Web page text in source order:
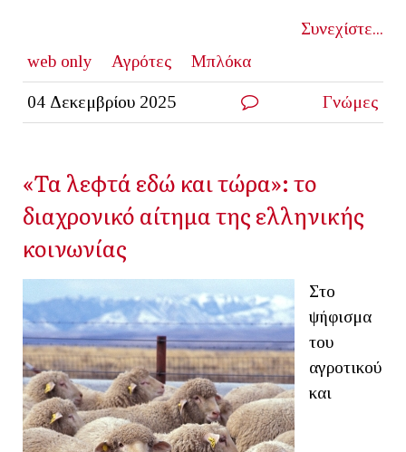
Συνεχίστε...
web only
Αγρότες Μπλόκα
04 Δεκεμβρίου 2025 Γνώμες
«Τα λεφτά εδώ και τώρα»: το
διαχρονικό αίτημα της ελληνικής
κοινωνίας
Στο
ψήφισμα
του
αγροτικού
και